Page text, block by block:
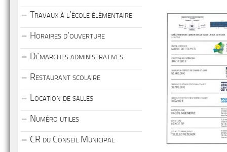
Travaux à l’école élémentaire
Horaires d’ouverture
Démarches administratives
Restaurant scolaire
Location de salles
Numéro utiles
CR du Conseil Municipal